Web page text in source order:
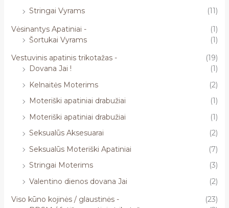
Stringai Vyrams
(11)
Vėsinantys Apatiniai -
(1)
Šortukai Vyrams
(1)
Vestuvinis apatinis trikotažas -
(19)
Dovana Jai !
(1)
Kelnaitės Moterims
(2)
Moteriški apatiniai drabužiai
(1)
Moteriški apatiniai drabužiai
(1)
Seksualūs Aksesuarai
(2)
Seksualūs Moteriški Apatiniai
(7)
Stringai Moterims
(3)
Valentino dienos dovana Jai
(2)
Viso kūno kojinės / glaustinės -
(23)